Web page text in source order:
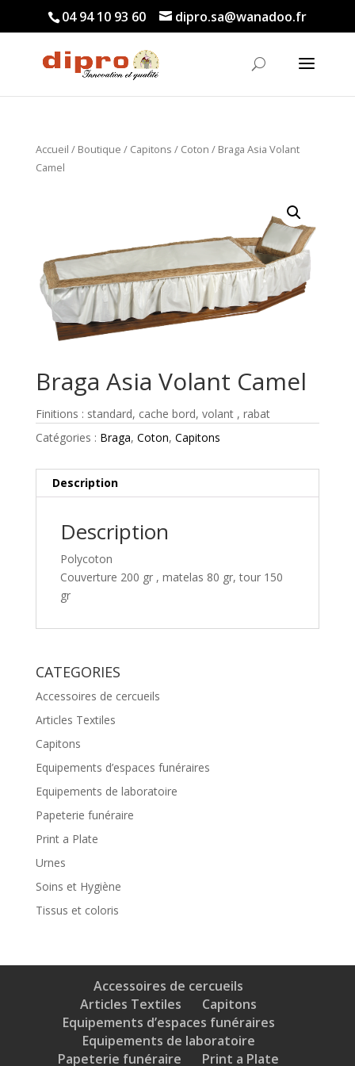
04 94 10 93 60 dipro.sa@wanadoo.fr
Accueil / Boutique / Capitons / Coton / Braga Asia Volant
Camel
Braga Asia Volant Camel
Finitions : standard, cache bord, volant , rabat
Catégories : Braga, Coton, Capitons
Description
Description
Polycoton
Couverture 200 gr , matelas 80 gr, tour 150
gr
CATEGORIES
Accessoires de cercueils
Articles Textiles
Capitons
Equipements d’espaces funéraires
Equipements de laboratoire
Papeterie funéraire
Print a Plate
Urnes
Soins et Hygiène
Tissus et coloris
Accessoires de cercueils
Articles Textiles
Capitons
Equipements d’espaces funéraires
Equipements de laboratoire
Papeterie funéraire
Print a Plate